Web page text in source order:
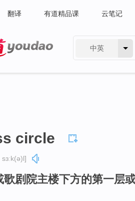
翻译 有道精品课 云笔记
中英
circle
歌剧院主楼下方的第一层